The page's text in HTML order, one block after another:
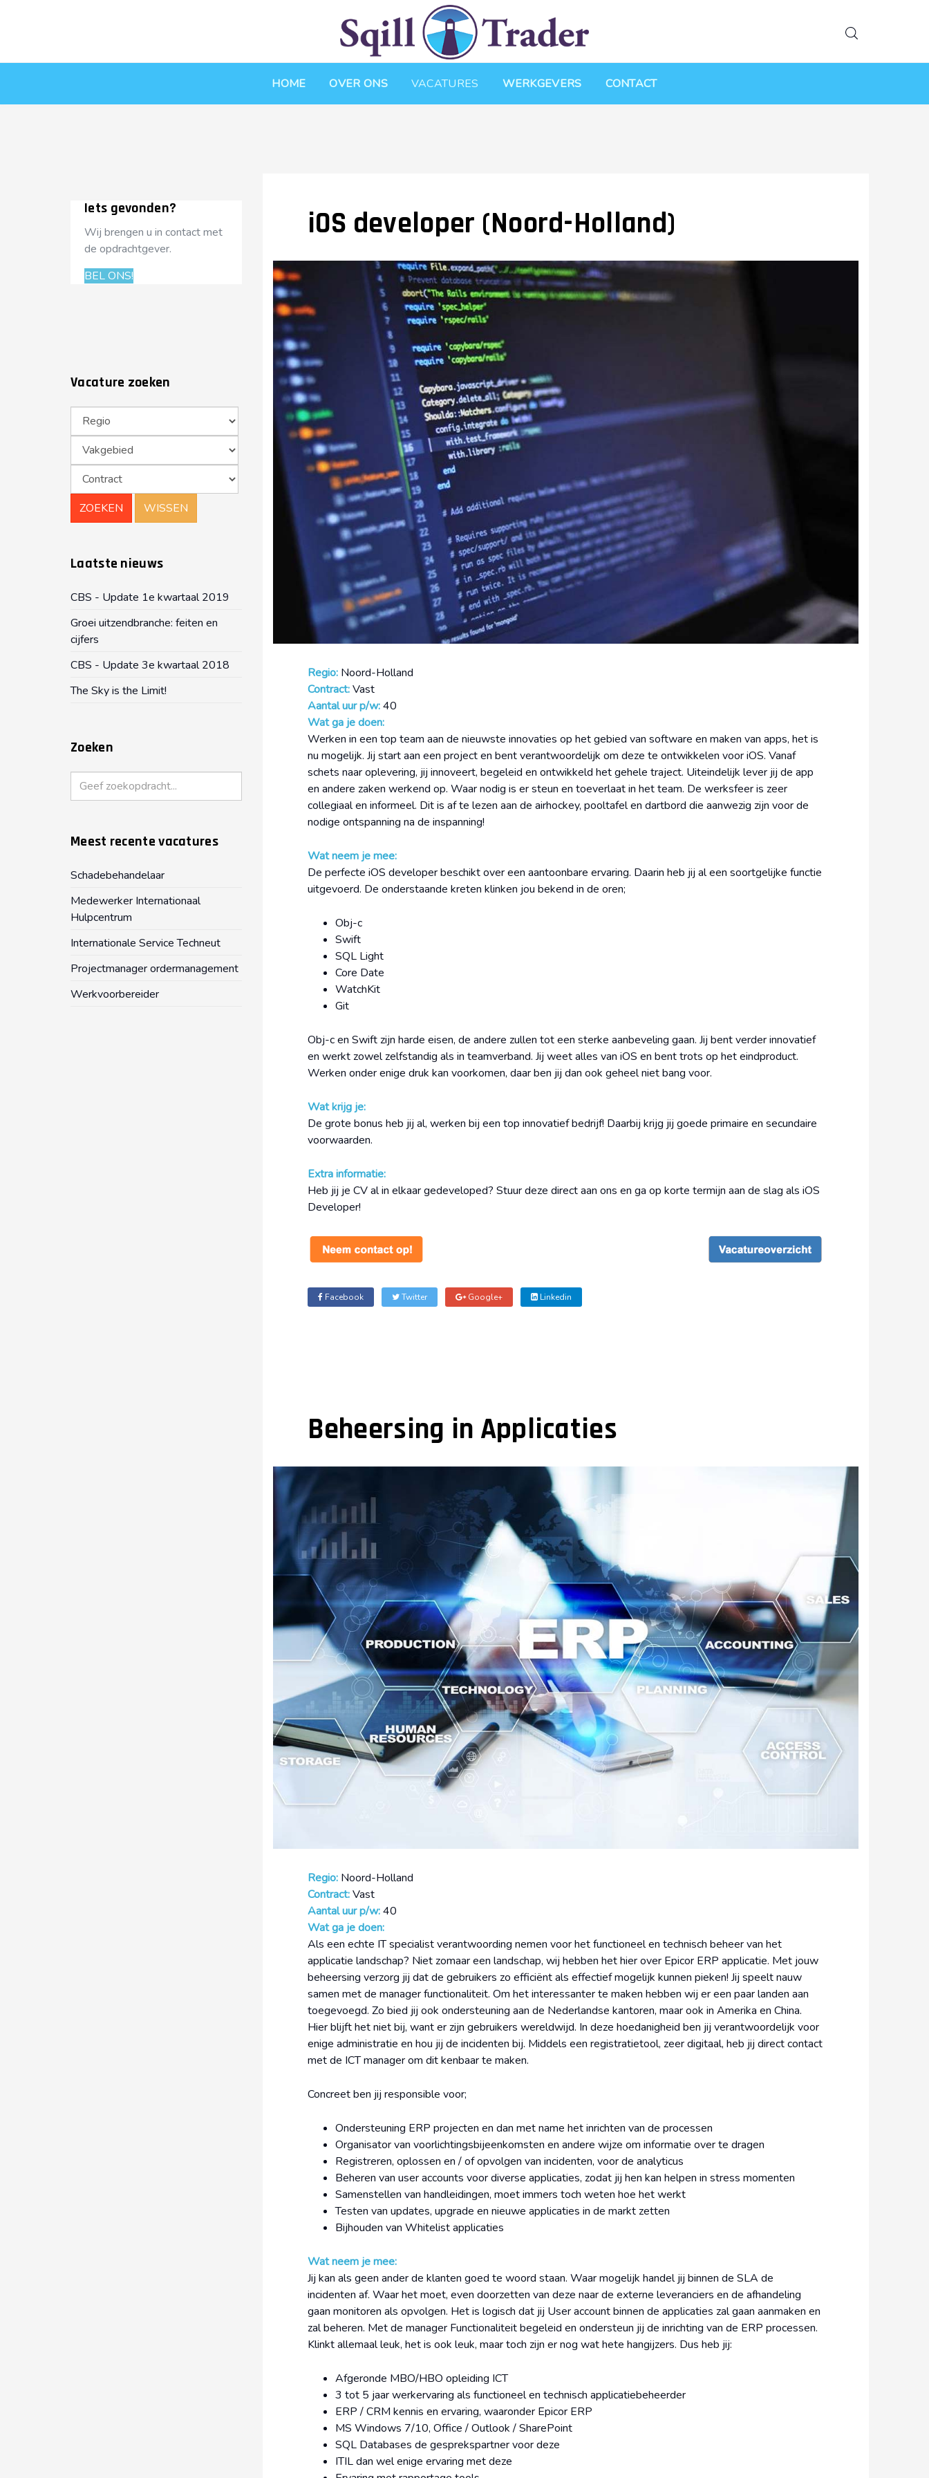
HOME OVER ONS VACATURES WERKGEVERS CONTACT
iOS developer (Noord-Holland)
Regio: Noord-Holland
Contract:Vast
Aantal uur p/w:40
Wat ga je doen:
Werken in een top team aan de nieuwste innovaties op het gebied van software en maken van apps, het is
nu mogelijk. Jij start aan een project en bent verantwoordelijk om deze te ontwikkelen voor iOS. Vanaf
schets naar oplevering, jij innoveert, begeleid en ontwikkeld het gehele traject. Uiteindelijk lever jij de app
en andere zaken werkend op. Waar nodig is er steun en toeverlaat in het team. De werksfeer is zeer
collegiaal en informeel. Dit is af te lezen aan de airhockey, pooltafel en dartbord die aanwezig zijn voor de
nodige ontspanning na de inspanning!
Wat neem je mee:
De perfecte iOS developer beschikt over een aantoonbare ervaring. Daarin heb jij al een soortgelijke functie
uitgevoerd. De onderstaande kreten klinken jou bekend in de oren;
Obj-c
Swift
SQL Light
Core Date
WatchKit
Git
Obj-c en Swift zijn harde eisen, de andere zullen tot een sterke aanbeveling gaan. Jij bent verder innovatief
en werkt zowel zelfstandig als in teamverband. Jij weet alles van iOS en bent trots op het eindproduct.
Werken onder enige druk kan voorkomen, daar ben jij dan ook geheel niet bang voor.
Wat krijg je:
De grote bonus heb jij al, werken bij een top innovatief bedrijf! Daarbij krijg jij goede primaire en secundaire
voorwaarden.
Extra informatie:
Heb jij je CV al in elkaar gedeveloped? Stuur deze direct aan ons en ga op korte termijn aan de slag als iOS
Developer!
Facebook Twitter Google+ Linkedin
Beheersing in Applicaties
Regio: Noord-Holland
Contract:Vast
Aantal uur p/w:40
Wat ga je doen:
Als een echte IT specialist verantwoording nemen voor het functioneel en technisch beheer van het
applicatie landschap? Niet zomaar een landschap, wij hebben het hier over Epicor ERP applicatie. Met jouw
beheersing verzorg jij dat de gebruikers zo efficiënt als effectief mogelijk kunnen pieken! Jij speelt nauw
samen met de manager functionaliteit. Om het interessanter te maken hebben wij er een paar landen aan
toegevoegd. Zo bied jij ook ondersteuning aan de Nederlandse kantoren, maar ook in Amerika en China.
Hier blijft het niet bij, want er zijn gebruikers wereldwijd. In deze hoedanigheid ben jij verantwoordelijk voor
enige administratie en hou jij de incidenten bij. Middels een registratietool, zeer digitaal, heb jij direct contact
met de ICT manager om dit kenbaar te maken.
Concreet ben jij responsible voor;
Ondersteuning ERP projecten en dan met name het inrichten van de processen
Organisator van voorlichtingsbijeenkomsten en andere wijze om informatie over te dragen
Registreren, oplossen en / of opvolgen van incidenten, voor de analyticus
Beheren van user accounts voor diverse applicaties, zodat jij hen kan helpen in stress momenten
Samenstellen van handleidingen, moet immers toch weten hoe het werkt
Testen van updates, upgrade en nieuwe applicaties in de markt zetten
Bijhouden van Whitelist applicaties
Wat neem je mee:
Jij kan als geen ander de klanten goed te woord staan. Waar mogelijk handel jij binnen de SLA de
incidenten af. Waar het moet, even doorzetten van deze naar de externe leveranciers en de afhandeling
gaan monitoren als opvolgen. Het is logisch dat jij User account binnen de applicaties zal gaan aanmaken en
zal beheren. Met de manager Functionaliteit begeleid en ondersteun jij de inrichting van de ERP processen.
Klinkt allemaal leuk, het is ook leuk, maar toch zijn er nog wat hete hangijzers. Dus heb jij:
Afgeronde MBO/HBO opleiding ICT
3 tot 5 jaar werkervaring als functioneel en technisch applicatiebeheerder
ERP / CRM kennis en ervaring, waaronder Epicor ERP
MS Windows 7/10, Office / Outlook / SharePoint
SQL Databases de gesprekspartner voor deze
ITIL dan wel enige ervaring met deze
Iets gevonden?
Wij brengen u in contact met
de opdrachtgever.
BEL ONS!
Vacature zoeken
Laatste nieuws
CBS - Update 1e kwartaal 2019
Groei uitzendbranche: feiten en
cijfers
CBS - Update 3e kwartaal 2018
The Sky is the Limit!
Zoeken
Zoeken
Meest recente vacatures
Schadebehandelaar
Medewerker Internationaal
Hulpcentrum
Internationale Service Techneut
Projectmanager ordermanagement
Werkvoorbereider